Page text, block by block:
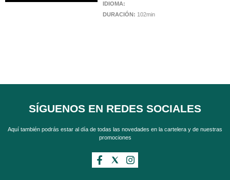
IDIOMA:
DURACIÓN: 102min
SÍGUENOS EN REDES SOCIALES
Aquí también podrás estar al día de todas las novedades en la cartelera y de nuestras
promociones